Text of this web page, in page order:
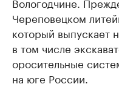
Череповецком
который выпускает
в том числе
оросительные
на юге России.